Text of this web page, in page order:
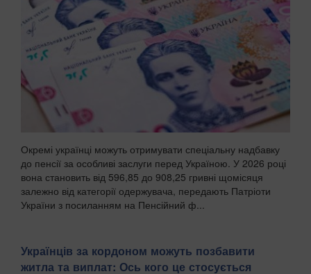
Окремі українці можуть отримувати спеціальну надбавку
до пенсії за особливі заслуги перед Україною. У 2026 році
вона становить від 596,85 до 908,25 гривні щомісяця
залежно від категорії одержувача, передають Патріоти
України з посиланням на Пенсійний ф...
Українців за кордоном можуть позбавити
житла та виплат: Ось кого це стосується